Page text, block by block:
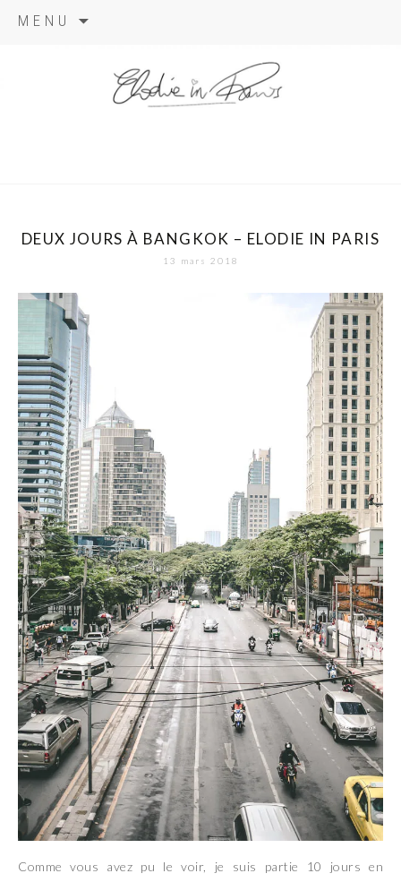
MENU
DEUX JOURS À BANGKOK – ELODIE IN PARIS
13 mars 2018
Comme vous avez pu le voir, je suis partie 10 jours en